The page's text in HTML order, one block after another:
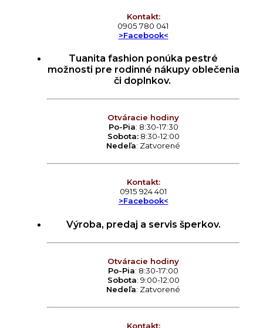
Kontakt:
0905 780 041
>Facebook<
Tuanita fashion ponúka pestré
možnosti pre rodinné nákupy oblečenia
či doplnkov.
Otváracie hodiny
Po-Pia: 8:30-17:30
Sobota:8:30-12:00
Nedeľa: Zatvorené
Kontakt:
0915 924 401
>Facebook<
Výroba, predaj a servis šperkov.
Otváracie hodiny
Po-Pia: 8:30-17:00
Sobota: 9:00-12:00
Nedeľa: Zatvorené
Kontakt: